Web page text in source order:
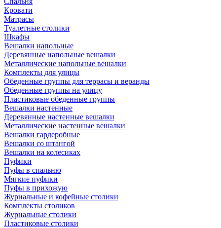
Кровати
Матрасы
Туалетные столики
Шкафы
Вешалки напольные
Деревянные напольные вешалки
Металлические напольные вешалки
Комплекты для улицы
Обеденные группы для террасы и веранды
Обеденные группы на улицу
Пластиковые обеденные группы
Вешалки настенные
Деревянные настенные вешалки
Металлические настенные вешалки
Вешалки гардеробные
Вешалки со штангой
Вешалки на колесиках
Пуфики
Пуфы в спальню
Мягкие пуфики
Пуфы в прихожую
Журнальные и кофейные столики
Комплекты столиков
Журнальные столики
Пластиковые столики